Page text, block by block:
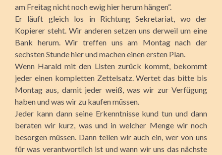
am Freitag nicht noch ewig hier herum hängen“.
Er läuft gleich los in Richtung Sekretariat, wo der
Kopierer steht. Wir anderen setzen uns derweil um eine
Bank herum. Wir treffen uns am Montag nach der
sechsten Stunde hier und machen einen ersten Plan.
Wenn Harald mit den Listen zurück kommt, bekommt
jeder einen kompletten Zettelsatz. Wertet das bitte bis
Montag aus, damit jeder weiß, was wir zur Verfügung
haben und was wir zu kaufen müssen.
Jeder kann dann seine Erkenntnisse kund tun und dann
beraten wir kurz, was und in welcher Menge wir noch
besorgen müssen. Dann teilen wir auch ein, wer von uns
für was verantwortlich ist und wann wir uns das nächste